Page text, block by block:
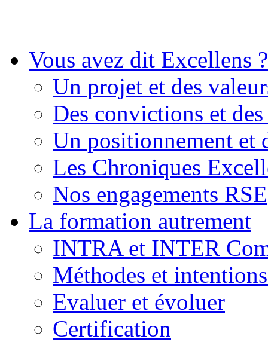
Vous avez dit Excellens ?
Un projet et des
Des convictions et des
Un positionnement et
Les Chroniques
Nos engagements RSE
La formation autrement
INTRA et INTER
Méthodes et
Evaluer et évoluer
Certification